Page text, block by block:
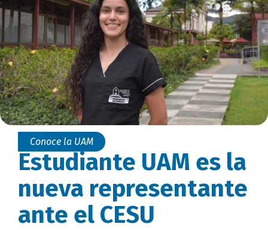
Conoce la UAM
Estudiante UAM es la
nueva representante
ante el CESU